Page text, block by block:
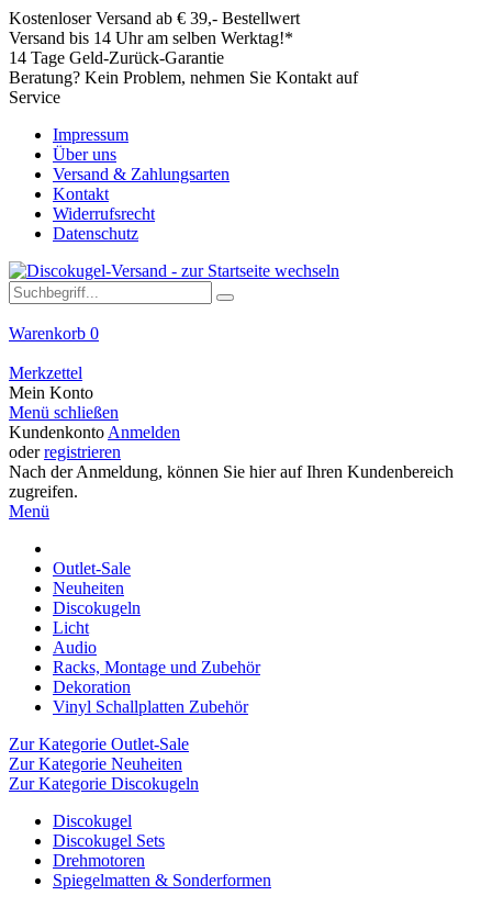
Kostenloser Versand ab € 39,- Bestellwert
Versand bis 14 Uhr am selben Werktag!*
14 Tage Geld-Zurück-Garantie
Beratung? Kein Problem, nehmen Sie Kontakt auf
Service
Impressum
Über uns
Versand & Zahlungsarten
Kontakt
Widerrufsrecht
Datenschutz
Warenkorb 0
Merkzettel
Mein Konto
Menü schließen
Kundenkonto Anmelden
oderregistrieren
Nach der Anmeldung, können Sie hier auf Ihren Kundenbereich
zugreifen.
Menü
Outlet-Sale
Neuheiten
Discokugeln
Licht
Audio
Racks, Montage und Zubehör
Dekoration
Vinyl Schallplatten Zubehör
Zur Kategorie Outlet-Sale
Zur Kategorie Neuheiten
Zur Kategorie Discokugeln
Discokugel
Discokugel Sets
Drehmotoren
Spiegelmatten & Sonderformen